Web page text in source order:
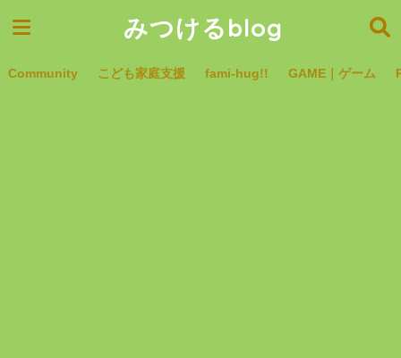
みつけるblog
Community こども家庭支援 fami-hug!! GAME｜ゲーム